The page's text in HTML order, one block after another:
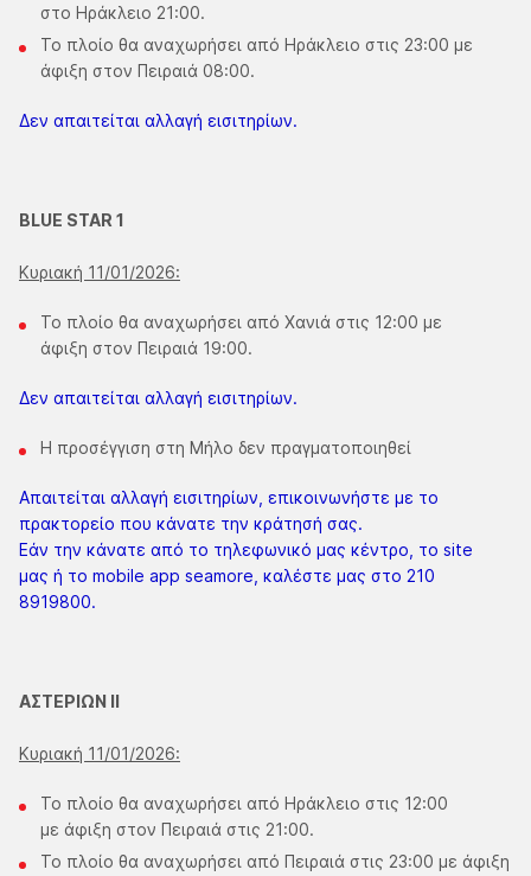
στο Ηράκλειο 21:00.
Το πλοίο θα αναχωρήσει από Ηράκλειο στις 23:00 με
άφιξη στον Πειραιά 08:00.
Δεν απαιτείται αλλαγή εισιτηρίων.
BLUE STAR 1
Κυριακή 11/01/2026:
Το πλοίο θα αναχωρήσει από Χανιά στις 12:00 με
άφιξη στον Πειραιά 19:00.
Δεν απαιτείται αλλαγή εισιτηρίων.
Η προσέγγιση στη Μήλο δεν πραγματοποιηθεί
Απαιτείται αλλαγή εισιτηρίων, επικοινωνήστε με το
πρακτορείο που κάνατε την κράτησή σας.
Εάν την κάνατε από το τηλεφωνικό μας κέντρο, το site
μας ή το mobile app seamore, καλέστε μας στο 210
8919800.
ΑΣΤΕΡΙΩΝ ΙΙ
Κυριακή 11/01/2026:
Το πλοίο θα αναχωρήσει από Ηράκλειο στις 12:00
με άφιξη στον Πειραιά στις 21:00.
Το πλοίο θα αναχωρήσει από Πειραιά στις 23:00 με άφιξη